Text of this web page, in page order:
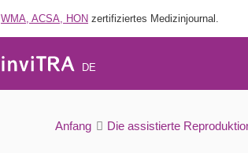
WMA, ACSA, HON zertifiziertes Medizinjournal.
DE
Anfang Die assistierte